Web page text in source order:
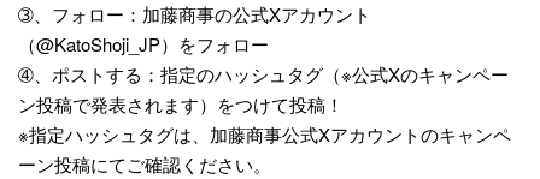
➂、フォロー：加藤商事の公式Xアカウント
（@KatoShoji_JP）をフォロー
➃、ポストする：指定のハッシュタグ（※公式Xのキャンペー
ン投稿で発表されます）をつけて投稿！
※指定ハッシュタグは、加藤商事公式Xアカウントのキャンペ
ーン投稿にてご確認ください。